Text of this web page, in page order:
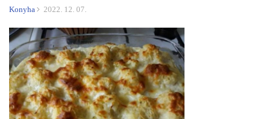
Konyha 2022. 12. 07.